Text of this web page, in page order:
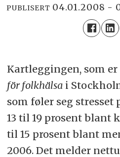
PUBLISERT 04.01.2008 -
Kartleggingen, som
för folkhälsai
som føler seg stresset
13 til 19 prosent blant
til 15 prosent blant
2006. Det melder